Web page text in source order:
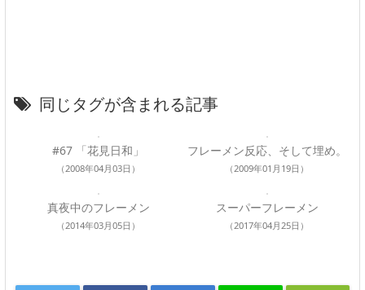
同じタグが含まれる記事
#67 「花見日和」
（2008年04月03日）
フレーメン反応、そして埋め。
（2009年01月19日）
真夜中のフレーメン
（2014年03月05日）
スーパーフレーメン
（2017年04月25日）